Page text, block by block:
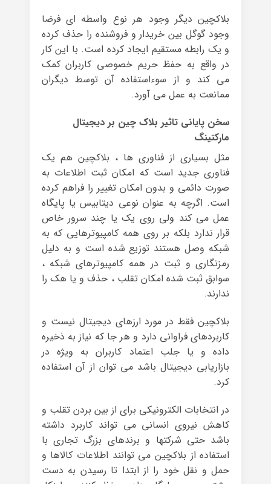
بلاکچین دیگر وجود هر نوع واسطه ای فرضا
وجود گوگل بین خریدار و فروشنده را حذف کرده
و یک رابطه مستقیم ایجاد کرده است. با این کار
در واقع به حفظ حریم خصوصی کاربران کمک
می کند و از سوءاستفاده آن توسط دیگران
ممانعت به عمل می آورد.
سخن پایانی تاثیر بلاک چین بر دیجیتال
مارکتینگ
مثل بسیاری از فناوری ها ، بلاکچین هم یک
فناوری جدید است که امکان ثبت اطلاعات به
صورت دائمی و بدون امکان تغییر را فراهم کرده
است. اگرچه به عنوان نوعی دیتابیس یا پایگاه
عمل می کند ولی روی یک یا چند سرور خاص
قرار ندارد بلکه بر روی همه کامپیوترهایی که به
شبکه وصل هستند توزیع شده است و به دلیل
رمزنگاری و ثبت در همه کامپیوترهای شبکه ،
سوابق ثبت شده امکان تقلب ، حذف و یا هک را
ندارند.
بلاکچین فقط در مورد ارزهای دیجیتال نیست و
کاربردهای فراوانی دارد و هر جا که نیاز به ذخیره
داده و یا جلب اعتماد کاربران به ویژه در
بازاریابی دیجیتال باشد می توان از آن استفاده
کرد.
در انتخابات الکترونیکی برای از بین بردن تقلب و
کاهش نیروی انسانی می تواند کاربرد داشته
باشد حتی شرکتها و برندهای بزرگ تجاری با
استفاده از بلاکچین می توانند اطلاعات کالاها و
حمل و نقل خود را از ابتدا تا رسیدن به دست